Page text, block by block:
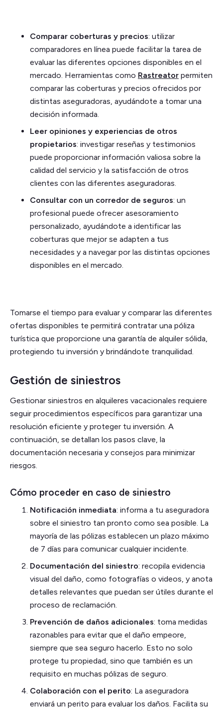
Comparar coberturas y precios: utilizar
comparadores en línea puede facilitar la tarea de
evaluar las diferentes opciones disponibles en el
mercado. Herramientas como Rastreator permiten
comparar las coberturas y precios ofrecidos por
distintas aseguradoras, ayudándote a tomar una
decisión informada.
Leer opiniones y experiencias de otros
propietarios: investigar reseñas y testimonios
puede proporcionar información valiosa sobre la
calidad del servicio y la satisfacción de otros
clientes con las diferentes aseguradoras.
Consultar con un corredor de seguros: un
profesional puede ofrecer asesoramiento
personalizado, ayudándote a identificar las
coberturas que mejor se adapten a tus
necesidades y a navegar por las distintas opciones
disponibles en el mercado.
Tomarse el tiempo para evaluar y comparar las diferentes
ofertas disponibles te permitirá contratar una póliza
turística que proporcione una garantía de alquiler sólida,
protegiendo tu inversión y brindándote tranquilidad.
Gestión de siniestros
Gestionar siniestros en alquileres vacacionales requiere
seguir procedimientos específicos para garantizar una
resolución eficiente y proteger tu inversión. A
continuación, se detallan los pasos clave, la
documentación necesaria y consejos para minimizar
riesgos.
Cómo proceder en caso de siniestro
Notificación inmediata: informa a tu aseguradora
sobre el siniestro tan pronto como sea posible. La
mayoría de las pólizas establecen un plazo máximo
de 7 días para comunicar cualquier incidente.
Documentación del siniestro: recopila evidencia
visual del daño, como fotografías o videos, y anota
detalles relevantes que puedan ser útiles durante el
proceso de reclamación.
Prevención de daños adicionales: toma medidas
razonables para evitar que el daño empeore,
siempre que sea seguro hacerlo. Esto no solo
protege tu propiedad, sino que también es un
requisito en muchas pólizas de seguro.
Colaboración con el perito: La aseguradora
enviará un perito para evaluar los daños. Facilita su